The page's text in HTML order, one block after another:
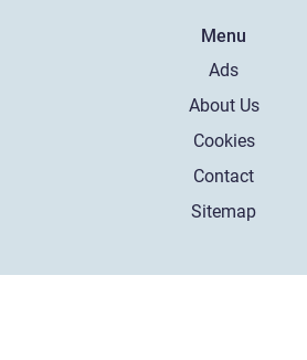
Menu
Ads
About Us
Cookies
Contact
Sitemap